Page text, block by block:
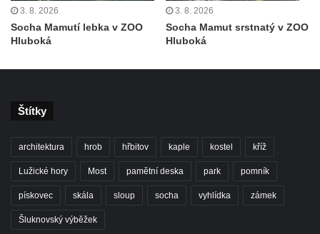
v Duchcově
Socha Flóry u pavilonu Reinerovy fresky v
parku v Duchcově
Sfinga II. na Sfingovém rybníku v
zámeckém parku v Duchcově
3. 8. 2026
Socha Mamutí lebka v ZOO
Hluboká
3. 8. 2026
Socha Mamut srstnatý v ZOO
Hluboká
Štítky
architektura hrob hřbitov kaple kostel kříž
Lužické hory Most pamětní deska park pomník
pískovec skála sloup socha vyhlídka zámek
Šluknovský výběžek